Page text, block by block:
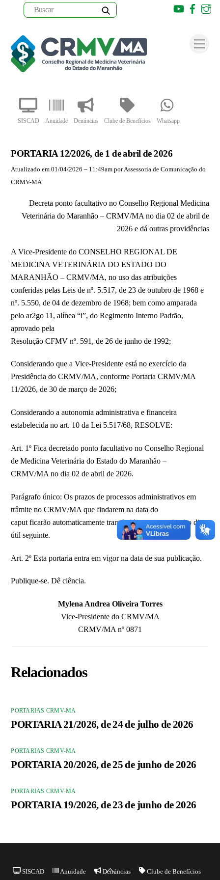
content
SISCAD Anuidade Denúncias Clube de Benefícios Whatsapp
Youtube
PORTARIA 12/2026, de 1 de abril de 2026
Atualizado em 01/04/2026 – 11:49am por Assessoria de Comunicação do
CRMV-MA
Decreta ponto facultativo no Conselho Regional Medicina
Veterinária do Maranhão – CRMV/MA no dia 02 de abril de
2026 e dá outras providências
A Vice-Presidente do CONSELHO REGIONAL DE
MEDICINA VETERINÁRIA DO ESTADO DO
MARANHÃO – CRMV/MA, no uso das atribuições
conferidas pelas Leis de nº. 5.517, de 23 de outubro de 1968 e
nº. 5.550, de 04 de dezembro de 1968; bem como amparada
pelo ar2go 11, alínea “i”, do Regimento Interno Padrão,
aprovado pela
Resolução CFMV nº. 591, de 26 de junho de 1992;
Considerando que a Vice-Presidente está no exercício da
Presidência do CRMV/MA, conforme Portaria CRMV/MA
11/2026, de 30 de março de 2026;
Considerando a autonomia administrativa e financeira
estabelecida no art. 10 da Lei 5.517/68, RESOLVE:
Art. 1º Fica decretado ponto facultativo no Conselho Regional
de Medicina Veterinária do Estado do Maranhão –
CRMV/MA no dia 02 de abril de 2026.
Parágrafo único: Os prazos de processos administrativos em
trâmite no CRMV/MA que findarem na data do
caput ficarão automaticamente transferidos para o primeiro dia
útil seguinte.
Art. 2º Esta portaria entra em vigor na data de sua publicação.
Publique-se. Dê ciência.
Mylena Andrea Oliveira Torres
Vice-Presidente do CRMV/MA
CRMV/MA nº 0871
Relacionados
PORTARIAS CRMV-MA
PORTARIA 21/2026, de 24 de julho de 2026
PORTARIAS CRMV-MA
PORTARIA 20/2026, de 25 de junho de 2026
PORTARIAS CRMV-MA
PORTARIA 19/2026, de 23 de junho de 2026
Back
SISCAD Anuidade Denúncias Clube de Benefícios